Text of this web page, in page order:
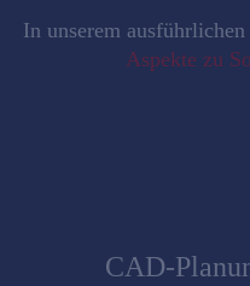
In unserem
Aspekte zu
CAD-